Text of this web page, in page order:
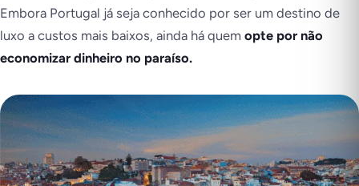
Embora Portugal já seja conhecido por ser um destino de
luxo a custos mais baixos, ainda há quem opte por não
economizar dinheiro no paraíso.